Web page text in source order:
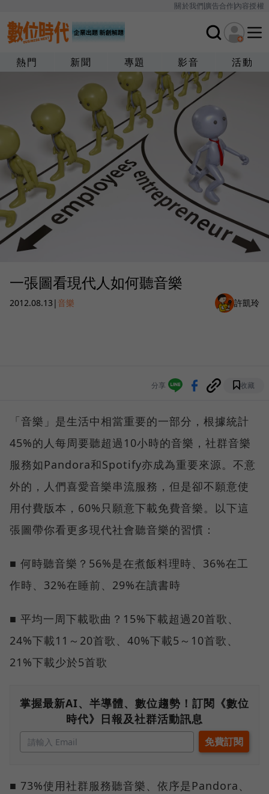
關於我們廣告合作內容授權
熱門 新聞 專題 影音 活動
一張圖看現代人如何聽音樂
2012.08.13 |音樂 許凱玲
分享 收藏
「音樂」是生活中相當重要的一部分，根據統計
45%的人每周要聽超過10小時的音樂，社群音樂
服務如Pandora和Spotify亦成為重要來源。不意
外的，人們喜愛音樂串流服務，但是卻不願意使
用付費版本，60%只願意下載免費音樂。以下這
張圖帶你看更多現代社會聽音樂的習慣：
■ 何時聽音樂？56%是在煮飯料理時、36%在工
作時、32%在睡前、29%在讀書時
■ 平均一周下載歌曲？15%下載超過20首歌、
24%下載11～20首歌、40%下載5～10首歌、
21%下載少於5首歌
掌握最新AI、半導體、數位趨勢！訂閱《數位
時代》日報及社群活動訊息
■ 73%使用社群服務聽音樂、依序是Pandora、